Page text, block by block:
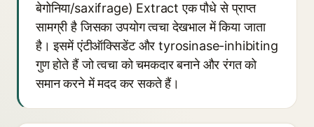
बेगोनिया/saxifrage) Extract एक पौधे से प्राप्त
सामग्री है जिसका उपयोग त्वचा देखभाल में किया जाता
है। इसमें एंटीऑक्सिडेंट और tyrosinase-inhibiting
गुण होते हैं जो त्वचा को चमकदार बनाने और रंगत को
समान करने में मदद कर सकते हैं।